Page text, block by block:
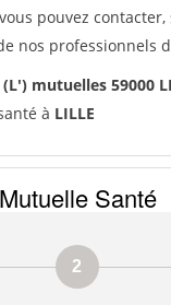
pouvez contacter,
nos professionnels
mutuelles 59000
à LILLE